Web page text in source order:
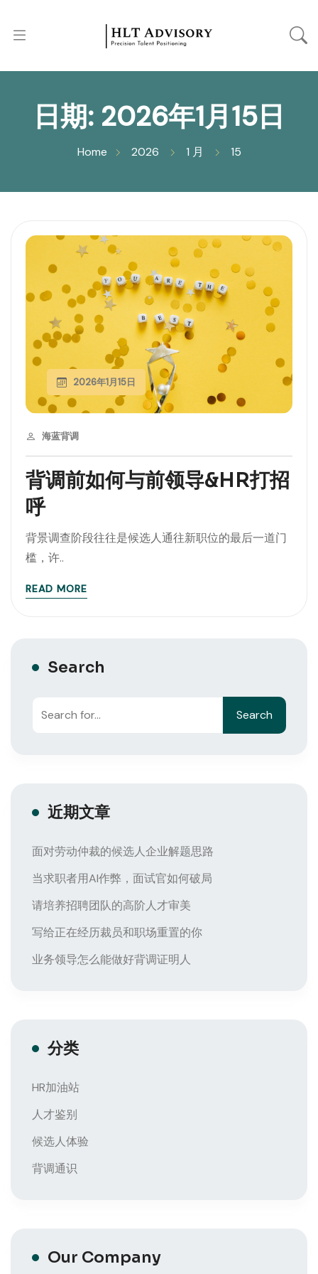
日期: 2026年1月15日
Home 2026 1 月 15
背调前如何与前领导&HR打招
呼
2026年1月15日
海蓝背调
背景调查阶段往往是候选人通往新职位的最后一道门
槛，许..
READ MORE
Search
Search
近期文章
面对劳动仲裁的候选人企业解题思路
当求职者用AI作弊，面试官如何破局
请培养招聘团队的高阶人才审美
写给正在经历裁员和职场重置的你
业务领导怎么能做好背调证明人
分类
HR加油站
人才鉴别
候选人体验
背调通识
Our Company